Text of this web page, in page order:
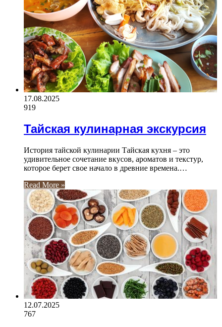
17.08.2025
919
Тайская кулинарная экскурсия
История тайской кулинарии Тайская кухня – это
удивительное сочетание вкусов, ароматов и текстур,
которое берет свое начало в древние времена.…
Read More »
12.07.2025
767